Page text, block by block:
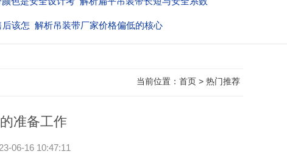
该怎 解析吊装带厂家价格偏低的核心
当前位置： 首页 > 热门推荐
准备工作
06-16 10:47:11